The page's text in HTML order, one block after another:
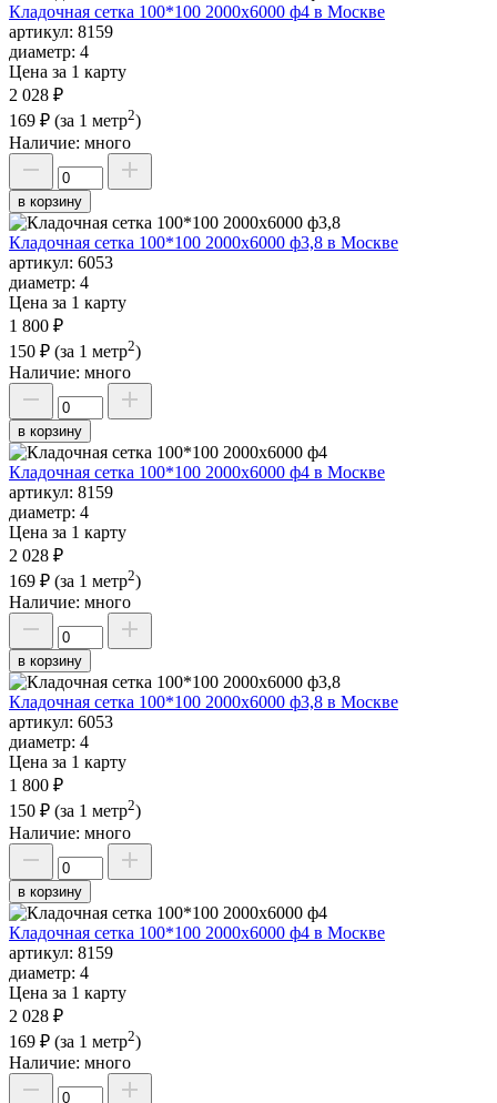
Кладочная сетка 100*100 2000х6000 ф4 в Москве
артикул: 8159
диаметр: 4
Цена за 1 карту
2 028 ₽
169 ₽ (за 1 метр2)
Наличие: много
в корзину
Кладочная сетка 100*100 2000х6000 ф3,8 в Москве
артикул: 6053
диаметр: 4
Цена за 1 карту
1 800 ₽
150 ₽ (за 1 метр2)
Наличие: много
в корзину
Кладочная сетка 100*100 2000х6000 ф4 в Москве
артикул: 8159
диаметр: 4
Цена за 1 карту
2 028 ₽
169 ₽ (за 1 метр2)
Наличие: много
в корзину
Кладочная сетка 100*100 2000х6000 ф3,8 в Москве
артикул: 6053
диаметр: 4
Цена за 1 карту
1 800 ₽
150 ₽ (за 1 метр2)
Наличие: много
в корзину
Кладочная сетка 100*100 2000х6000 ф4 в Москве
артикул: 8159
диаметр: 4
Цена за 1 карту
2 028 ₽
169 ₽ (за 1 метр2)
Наличие: много